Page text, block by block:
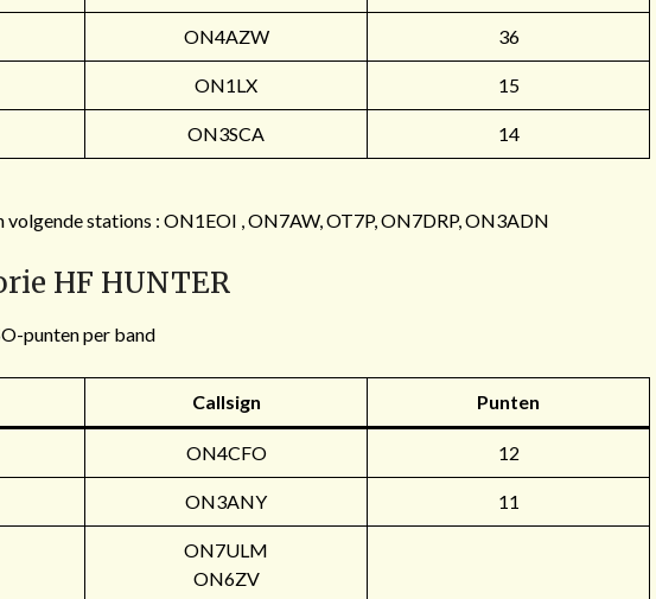
ON4AZW 36
ON1LX 15
ON3SCA 14
volgende stations : ON1EOI , ON7AW, OT7P, ON7DRP, ON3ADN
HF HUNTER
punten per band
Callsign Punten
ON4CFO 12
ON3ANY 11
ON7ULM
ON6ZV